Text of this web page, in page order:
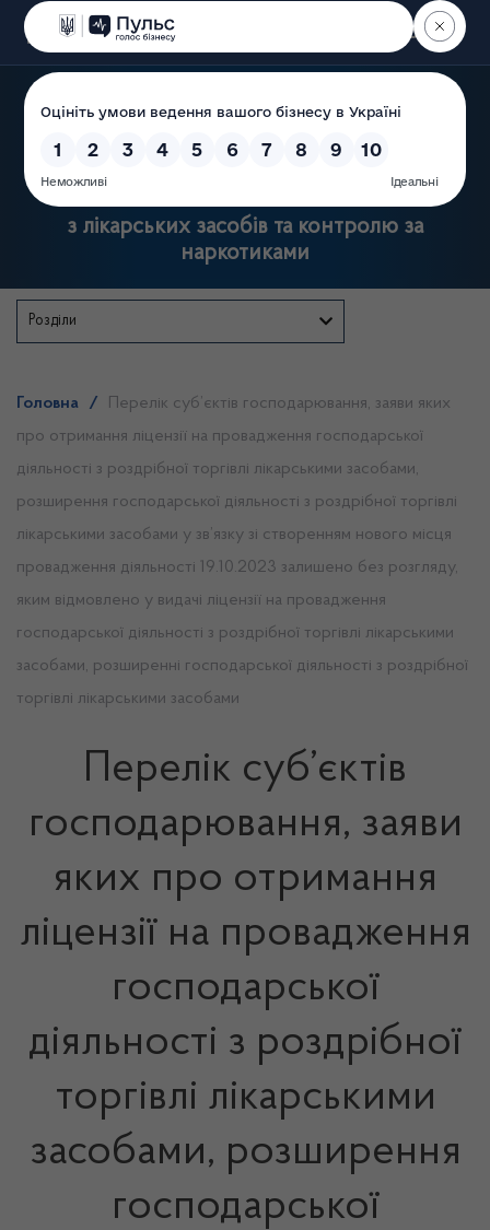
Пошук
Державна служба України
з лікарських засобів та контролю за
наркотиками
Розділи
Головна /
Перелік суб’єктів господарювання, заяви яких
про отримання ліцензії на провадження господарської
діяльності з роздрібної торгівлі лікарськими засобами,
розширення господарської діяльності з роздрібної торгівлі
лікарськими засобами у зв’язку зі створенням нового місця
провадження діяльності 19.10.2023 залишено без розгляду,
яким відмовлено у видачі ліцензії на провадження
господарської діяльності з роздрібної торгівлі лікарськими
засобами, розширенні господарської діяльності з роздрібної
торгівлі лікарськими засобами
Перелік суб’єктів
господарювання, заяви
яких про отримання
ліцензії на провадження
господарської
діяльності з роздрібної
торгівлі лікарськими
засобами, розширення
господарської